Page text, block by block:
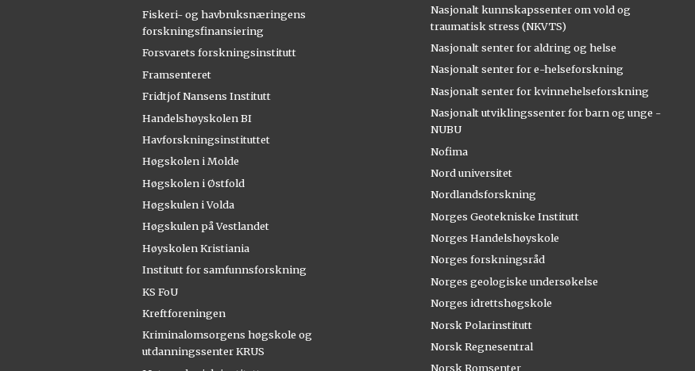
Fiskeri- og havbruksnæringens
forskningsfinansiering
Forsvarets forskningsinstitutt
Framsenteret
Fridtjof Nansens Institutt
Handelshøyskolen BI
Havforskningsinstituttet
Høgskolen i Molde
Høgskolen i Østfold
Høgskulen i Volda
Høgskulen på Vestlandet
Høyskolen Kristiania
Institutt for samfunnsforskning
KS FoU
Kreftforeningen
Kriminalomsorgens høgskole og
utdanningssenter KRUS
Nasjonalt kunnskapssenter om vold og
traumatisk stress (NKVTS)
Nasjonalt senter for aldring og helse
Nasjonalt senter for e-helseforskning
Nasjonalt senter for kvinnehelseforskning
Nasjonalt utviklingssenter for barn og unge -
NUBU
Nofima
Nord universitet
Nordlandsforskning
Norges Geotekniske Institutt
Norges Handelshøyskole
Norges forskningsråd
Norges geologiske undersøkelse
Norges idrettshøgskole
Norsk Polarinstitutt
Norsk Regnesentral
Norsk Romsenter